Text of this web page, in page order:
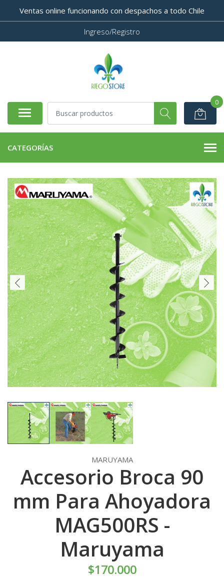
Ventas online funcionando con despachos a todo Chile
Ingreso/Registro
0
CATEGORÍAS
MARUYAMA
Accesorio Broca 90
mm Para Ahoyadora
MAG500RS -
Maruyama
$170.000